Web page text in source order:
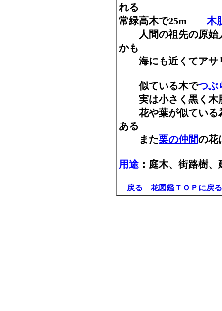
れる
常緑高木で25m 木
人間の祖先の原始
かも
海にも近くてアサ
似ている木でつぶ
実は小さく黒く木
花や葉が似ている
ある
また栗の仲間の花
用途 ：庭木、街路樹、
戻る 花図鑑ＴＯＰに戻る